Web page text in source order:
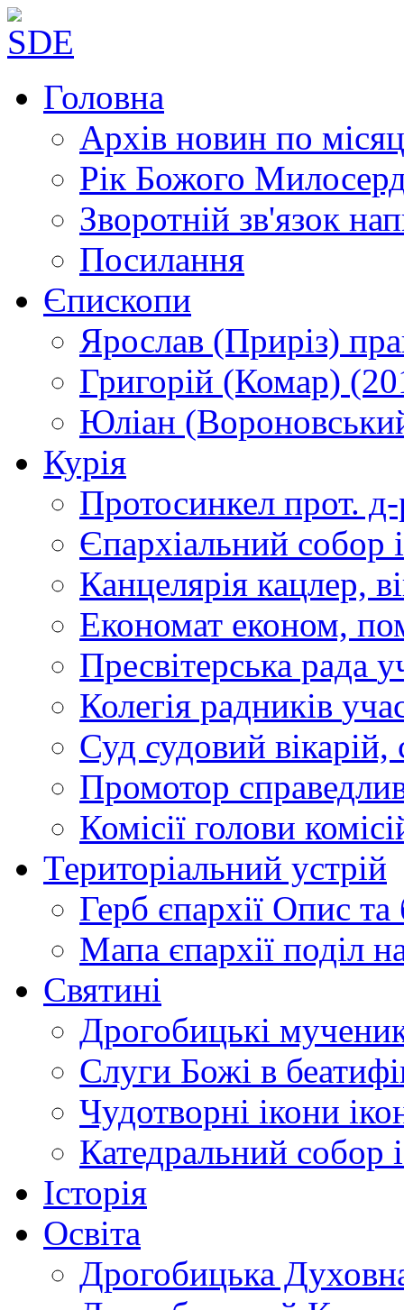
Головна
Архів новин по
Рік Божого
Зворотній зв'язок
Посилання
Єпископи
Ярослав (Приріз)
Григорій (Комар)
Юліан
Курія
Протосинкел прот.
Єпархіальний собор
Канцелярія кацлер,
Економат економ,
Пресвітерська рада
Колегія радників
Суд судовий вікарій,
Промотор
Комісії голови
Територіальний устрій
Герб єпархії Опис та
Мапа єпархії поділ
Святині
Дрогобицькі
Слуги Божі в
Чудотворні ікони
Катедральний собор
Історія
Освіта
Дрогобицька